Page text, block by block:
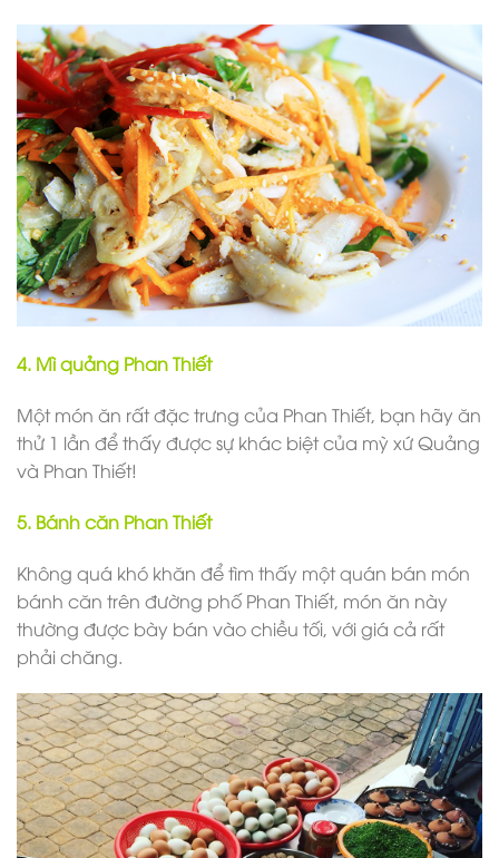
4. Mì quảng Phan Thiết
Một món ăn rất đặc trưng của Phan Thiết, bạn hãy ăn
thử 1 lần để thấy được sự khác biệt của mỳ xứ Quảng
và Phan Thiết!
5. Bánh căn Phan Thiết
Không quá khó khăn để tìm thấy một quán bán món
bánh căn trên đường phố Phan Thiết, món ăn này
thường được bày bán vào chiều tối, với giá cả rất
phải chăng.